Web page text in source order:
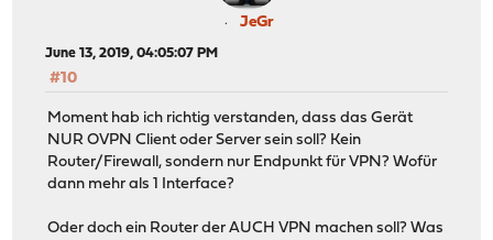
JeGr
June 13, 2019, 04:05:07 PM
#10
Moment hab ich richtig verstanden, dass das Gerät
NUR OVPN Client oder Server sein soll? Kein
Router/Firewall, sondern nur Endpunkt für VPN? Wofür
dann mehr als 1 Interface?
Oder doch ein Router der AUCH VPN machen soll? Was